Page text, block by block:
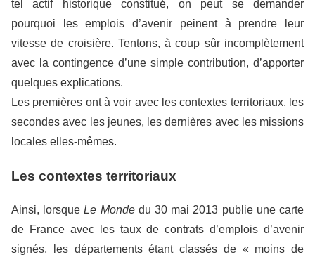
tel actif historique constitué, on peut se demander
pourquoi les emplois d’avenir peinent à prendre leur
vitesse de croisière. Tentons, à coup sûr incomplètement
avec la contingence d’une simple contribution, d’apporter
quelques explications.
Les premières ont à voir avec les contextes territoriaux, les
secondes avec les jeunes, les dernières avec les missions
locales elles-mêmes.
Les contextes territoriaux
Ainsi, lorsqueLe Mondedu 30 mai 2013 publie une carte
de France avec les taux de contrats d’emplois d’avenir
signés, les départements étant classés de « moins de